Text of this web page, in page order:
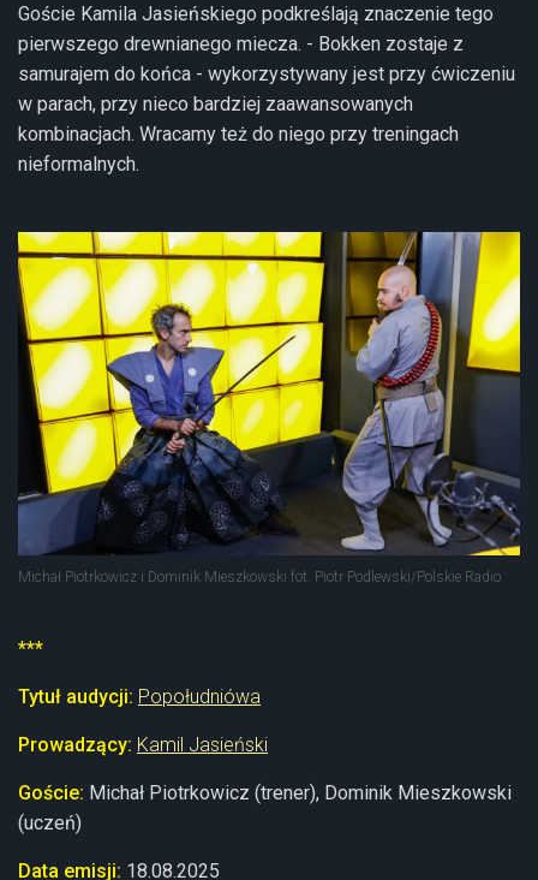
Goście Kamila Jasieńskiego podkreślają znaczenie tego
pierwszego drewnianego miecza. - Bokken zostaje z
samurajem do końca - wykorzystywany jest przy ćwiczeniu
w parach, przy nieco bardziej zaawansowanych
kombinacjach. Wracamy też do niego przy treningach
nieformalnych.
Michał Piotrkowicz i Dominik Mieszkowski fot. Piotr Podlewski/Polskie Radio
***
Tytuł audycji: Popołudniówa
Prowadzący: Kamil Jasieński
Goście: Michał Piotrkowicz (trener), Dominik Mieszkowski
(uczeń)
Data emisji: 18.08.2025